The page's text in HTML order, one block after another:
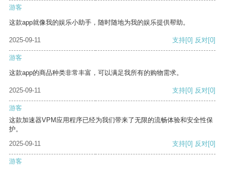
游客
这款app就像我的娱乐小助手，随时随地为我的娱乐提供帮助。
2025-09-11 支持[0] 反对[0]
游客
这款app的商品种类非常丰富，可以满足我所有的购物需求。
2025-09-11 支持[0] 反对[0]
游客
这款加速器VPM应用程序已经为我们带来了无限的流畅体验和安全性保
护。
2025-09-11
支持[0] 反对[0]
游客